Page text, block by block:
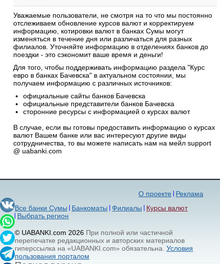
Уважаемые пользователи, не смотря на то что мы постоянно
отслеживаем обновление курсов валют и корректируем
информацию, котировки валют в банках Сумы могут
изменяться в течение дня или различаться для разных
филиалов. Уточняйте информацию в отделениях банков до
поездки - это сэкономит ваше время и деньги!
Для того, чтобы поддерживать информацию раздела "Курс
евро в банках Бачевска" в актуальном состоянии, мы
получаем информацию с различных источников:
официальные сайты банков Бачевска
официальные представители банков Бачевска
сторонние ресурсы с информацией о курсах валют
В случае, если вы готовы предоставить информацию о курсах
валют Вашем банке или вас интересуют другие виды
сотрудничества, то вы можете написать нам на мейл support
@ uabanki.com
Реклама
О проекте
Все банки Сумы
Банкоматы Филиалы
Курсы валют
Выбрать регион
© UABANKI.com 2026 При полной или частичной
перепечатке редакционных и авторских материалов
гиперссылка на «UABANKI.com» обязательна. Условия
пользования порталом